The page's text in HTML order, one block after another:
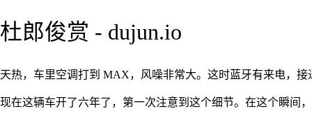
杜郎俊赏 - dujun.io
天热，车里空调打到 MAX，风噪非常大。这时蓝牙有来电，
现在这辆车开了六年了，第一次注意到这个细节。在这个瞬间